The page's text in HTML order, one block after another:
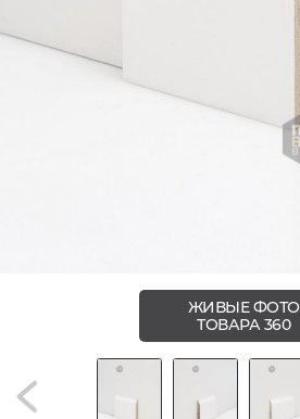
ЖИВЫЕ ФОТО
ТОВАРА 360